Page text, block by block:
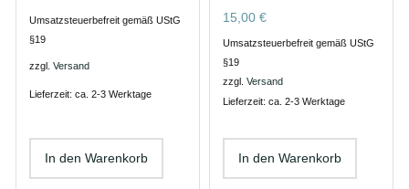
Umsatzsteuerbefreit gemäß UStG
§19
zzgl. Versand
Lieferzeit: ca. 2-3 Werktage
In den Warenkorb
15,00 €
Umsatzsteuerbefreit gemäß UStG
§19
zzgl. Versand
Lieferzeit: ca. 2-3 Werktage
In den Warenkorb